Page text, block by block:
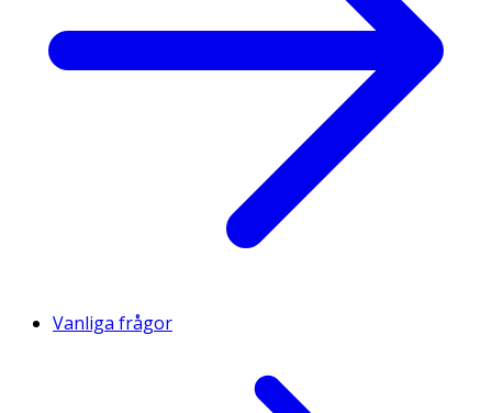
Vanliga frågor